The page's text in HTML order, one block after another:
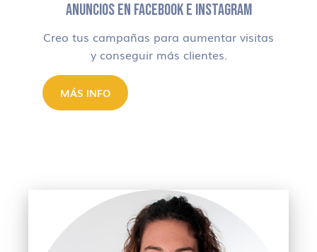
ANUNCIOS EN FACEBOOK E INSTAGRAM
Creo tus campañas para aumentar visitas
y conseguir más clientes.
MÁS INFO